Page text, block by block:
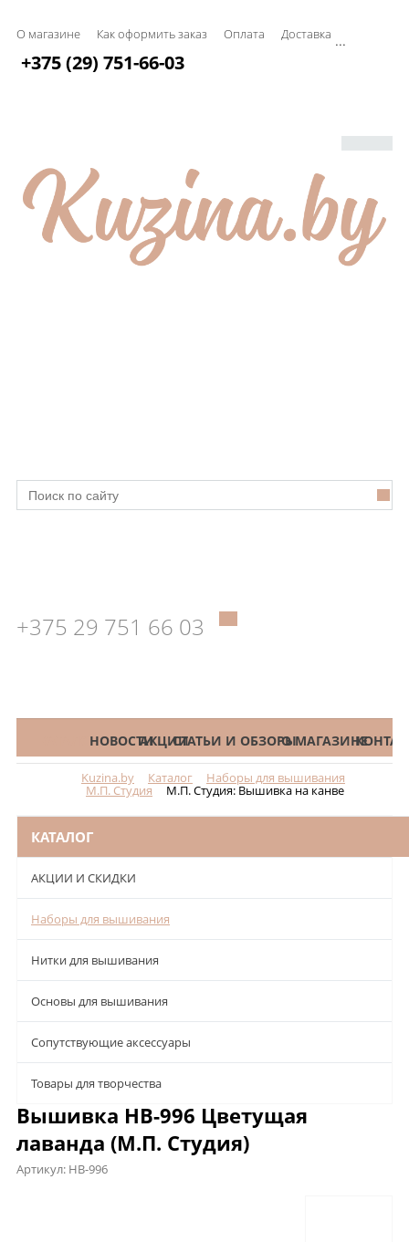
О магазине Как оформить заказ Оплата Доставка ...
+375 (29) 751-66-03
+375 29 751 66 03
КАТАЛОГНОВОСТИАКЦИИСТАТЬИ И ОБЗОРЫО МАГАЗИНЕ
Kuzina.by Каталог Наборы для вышивания
М.П. Студия М.П. Студия: Вышивка на канве
КАТАЛОГ
АКЦИИ И СКИДКИ
Наборы для вышивания
Нитки для вышивания
Основы для вышивания
Сопутствующие аксессуары
Товары для творчества
Вышивка НВ-996 Цветущая
лаванда (М.П. Студия)
Артикул: НВ-996